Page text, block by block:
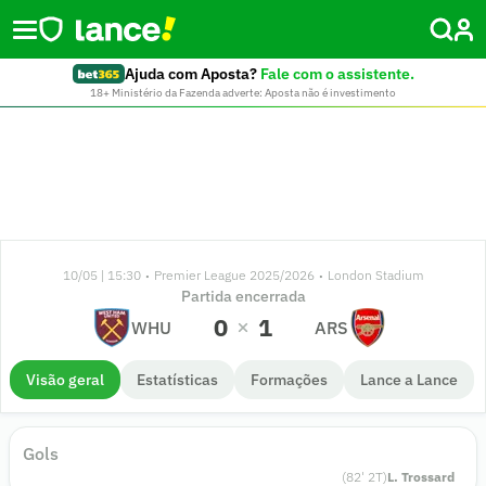
Ajuda com Aposta? Fale com o assistente.
18+ Ministério da Fazenda adverte: Aposta não é investimento
10/05 | 15:30 • Premier League 2025/2026 • London Stadium
Partida encerrada
WHU 0 1 ARS
Visão geral Estatísticas Formações Lance a Lance
Gols
(82' 2T)L. Trossard